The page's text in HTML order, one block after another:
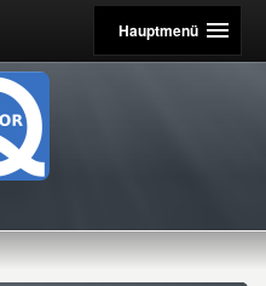
Hauptmenü